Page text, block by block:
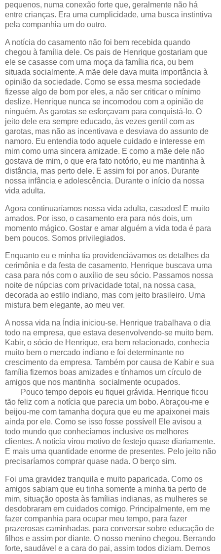
pequenos, numa conexão forte que, geralmente não há
entre crianças. Era uma cumplicidade, uma busca instintiva
pela companhia um do outro.
A notícia do casamento não foi bem recebida quando
chegou à família dele. Os pais de Henrique gostariam que
ele se casasse com uma moça da família rica, ou bem
situada socialmente. A mãe dele dava muita importância à
opinião da sociedade. Como se essa mesma sociedade
fizesse algo de bom por eles, a não ser criticar o mínimo
deslize. Henrique nunca se incomodou com a opinião de
ninguém. As garotas se esforçavam para conquistá-lo. O
jeito dele era sempre educado, às vezes gentil com as
garotas, mas não as incentivava e desviava do assunto de
namoro. Eu entendia todo aquele cuidado e interesse em
mim como uma sincera amizade. E como a mãe dele não
gostava de mim, o que era fato notório, eu me mantinha à
distância, mas perto dele. E assim foi por anos. Durante
nossa infância e adolescência. Durante o início da nossa
vida adulta.
Agora continuaríamos nossa vida adulta, casados! E muito
amados. Por isso, o casamento era para nós dois, um
momento mágico. Gostar e amar alguém a vida toda é para
bem poucos. Somos privilegiados.
Enquanto eu e minha tia providenciávamos os detalhes da
cerimônia e da festa de casamento, Henrique buscava uma
casa para nós com o auxílio de seu sócio. Passamos nossa
noite de núpcias com privacidade total, na nossa casa,
decorada ao estilo indiano, mas com jeito brasileiro. Uma
mistura bem elegante, ao meu ver.
A nossa vida na Índia iniciou-se. Henrique trabalhava o dia
todo na empresa, que estava desenvolvendo-se muito bem.
Kabir, o sócio de Henrique, era bem relacionado, conhecia
muito bem o mercado indiano e foi determinante no
crescimento da empresa. Também por causa de Kabir e sua
família fizemos boas amizades e tínhamos um círculo de
amigos que nos mantinha socialmente ocupados.
Pouco tempo depois eu fiquei grávida. Henrique ficou
tão feliz com a notícia que parecia um bobo. Abraçou-me e
beijou-me com tamanha doçura que eu me apaixonei mais
ainda por ele. Como se isso fosse possível! Ele avisou a
todo mundo que conhecíamos inclusive os melhores
clientes. A notícia virou motivo de festejo quase diariamente.
E mais uma quantidade enorme de presentes. Pelo jeito não
precisaríamos comprar quase nada. O berço sim.
Foi uma gravidez tranquila e muito paparicada. Como os
amigos sabiam que eu tinha somente a minha tia perto de
mim, situação oposta às famílias indianas, as mulheres se
desdobraram em cuidados comigo. Principalmente, em me
fazer companhia para ocupar meu tempo, para fazer
prazerosas caminhadas, para conversar sobre educação de
filhos e assim por diante. O nosso menino chegou. Berrando
forte, saudável e a cara do pai, assim todos diziam. Demos